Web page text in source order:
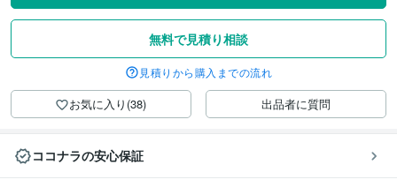
無料で見積り相談
見積りから購入までの流れ
お気に入り(38) 出品者に質問
ココナラの安心保証